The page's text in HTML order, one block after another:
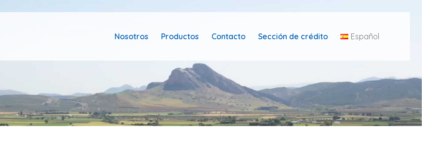
Nosotros Productos Contacto Sección de crédito Español